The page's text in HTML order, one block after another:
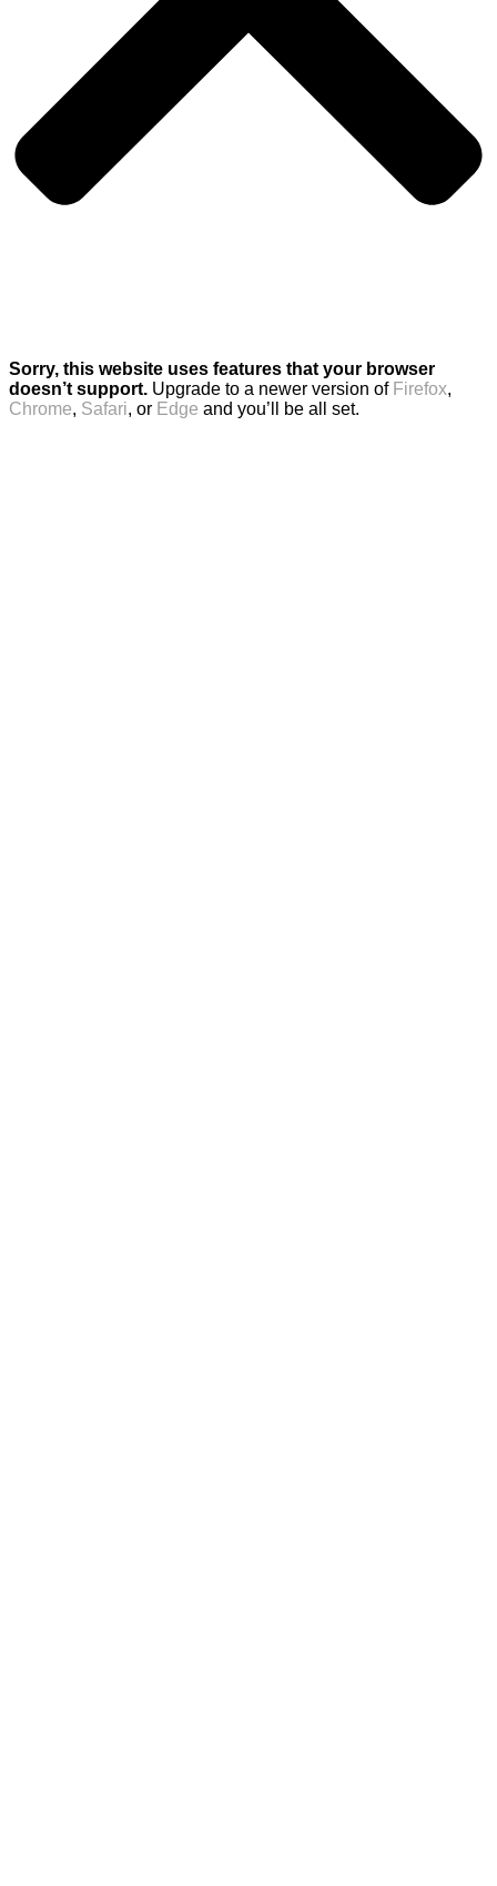
Sorry, this website uses features that your browser
doesn’t support. Upgrade to a newer version of Firefox,
Chrome, Safari, or Edge and you’ll be all set.